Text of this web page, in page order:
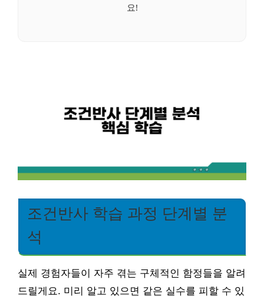
요!
조건반사 학습 과정 단계별 분
석
실제 경험자들이 자주 겪는 구체적인 함정들을 알려
드릴게요. 미리 알고 있으면 같은 실수를 피할 수 있